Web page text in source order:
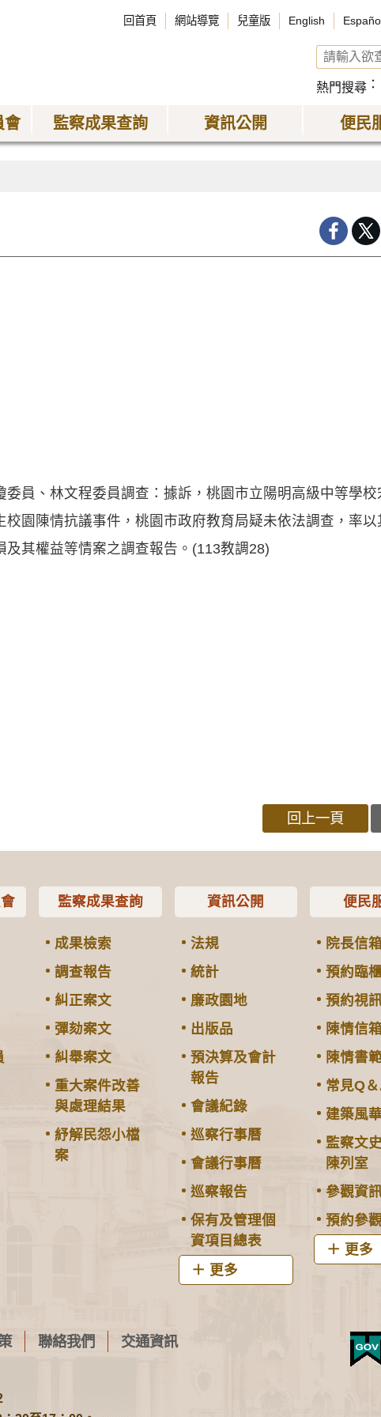
回首頁 網站導覽 兒童版 English
熱門搜尋
會 監察成果查詢 資訊公開 便民
委員、林文程委員調查：據訴，桃園市立陽明高級中等學
校園陳情抗議事件，桃園市政府教育局疑未依法調查，率以
及其權益等情案之調查報告。(113教調28)
回上一頁
監察成果查詢
成果檢索
調查報告
糾正案文
彈劾案文
糾舉案文
重大案件改善
與處理結果
紓解民怨小檔
案
資訊公開
法規
統計
廉政園地
出版品
預決算及會計
報告
會議紀錄
巡察行事曆
會議行事曆
巡察報告
保有及管理個
資項目總表
更多
便民
院長信
預約臨
預約視
陳情信
陳情書
常見Q
建築風
監察文
陳列室
參觀資
預約參
更多
聯絡我們 交通資訊